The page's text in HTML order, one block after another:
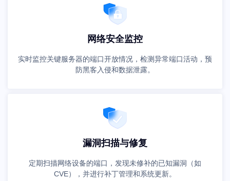
网络安全监控
实时监控关键服务器的端口开放情况，检测异常端口活动，预
防黑客入侵和数据泄露。
漏洞扫描与修复
定期扫描网络设备的端口，发现未修补的已知漏洞（如
CVE），并进行补丁管理和系统更新。